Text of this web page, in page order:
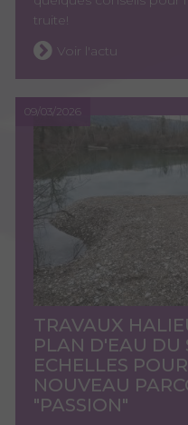
truite!
Voir l'actu
09/03/2026
TRAVAUX
PLAN D'EAU DU
ECHELLES
NOUVEAU
"PASSION"